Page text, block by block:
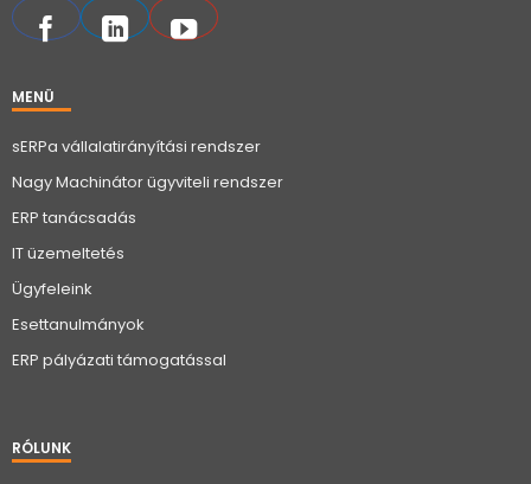
MENÜ
sERPa vállalatirányítási rendszer
Nagy Machinátor ügyviteli rendszer
ERP tanácsadás
IT üzemeltetés
Ügyfeleink
Esettanulmányok
ERP pályázati támogatással
RÓLUNK